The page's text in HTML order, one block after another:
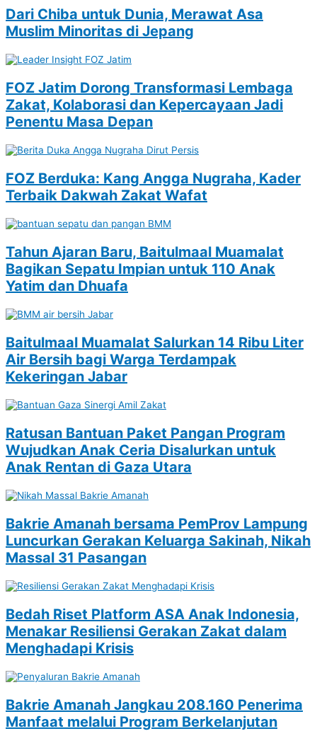
Dari Chiba untuk Dunia, Merawat Asa
Muslim Minoritas di Jepang
FOZ Jatim Dorong Transformasi Lembaga
Zakat, Kolaborasi dan Kepercayaan Jadi
Penentu Masa Depan
FOZ Berduka: Kang Angga Nugraha, Kader
Terbaik Dakwah Zakat Wafat
Tahun Ajaran Baru, Baitulmaal Muamalat
Bagikan Sepatu Impian untuk 110 Anak
Yatim dan Dhuafa
Baitulmaal Muamalat Salurkan 14 Ribu Liter
Air Bersih bagi Warga Terdampak
Kekeringan Jabar
Ratusan Bantuan Paket Pangan Program
Wujudkan Anak Ceria Disalurkan untuk
Anak Rentan di Gaza Utara
Bakrie Amanah bersama PemProv Lampung
Luncurkan Gerakan Keluarga Sakinah, Nikah
Massal 31 Pasangan
Bedah Riset Platform ASA Anak Indonesia,
Menakar Resiliensi Gerakan Zakat dalam
Menghadapi Krisis
Bakrie Amanah Jangkau 208.160 Penerima
Manfaat melalui Program Berkelanjutan